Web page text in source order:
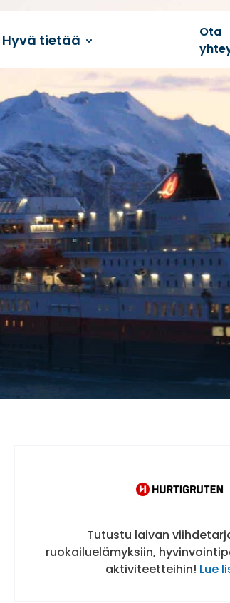
Hyvä tietää
Ota
Tutustu laivan
ruokailuelämyksiin,
aktiviteetteihin! Lue